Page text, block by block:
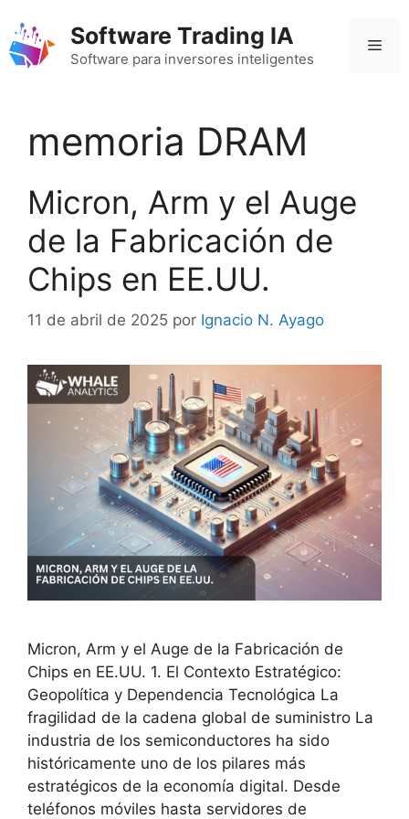
contenido
Software Trading IA
Software para inversores inteligentes
memoria DRAM
Micron, Arm y el Auge
de la Fabricación de
Chips en EE.UU.
11 de abril de 2025 por Ignacio N. Ayago
Micron, Arm y el Auge de la Fabricación de
Chips en EE.UU. 1. El Contexto Estratégico:
Geopolítica y Dependencia Tecnológica La
fragilidad de la cadena global de suministro La
industria de los semiconductores ha sido
históricamente uno de los pilares más
estratégicos de la economía digital. Desde
teléfonos móviles hasta servidores de